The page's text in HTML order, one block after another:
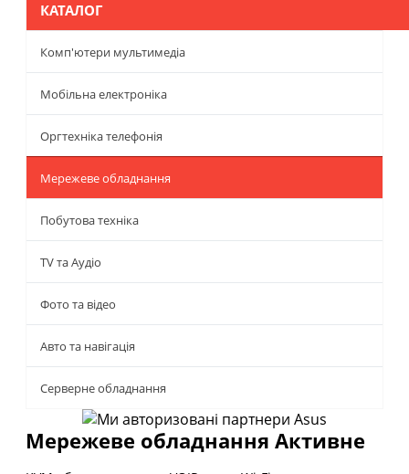
КАТАЛОГ
Комп'ютери мультимедіа
Мобільна електроніка
Оргтехніка телефонія
Мережеве обладнання
Побутова техніка
TV та Аудіо
Фото та відео
Авто та навігація
Серверне обладнання
Мережеве обладнання Активне